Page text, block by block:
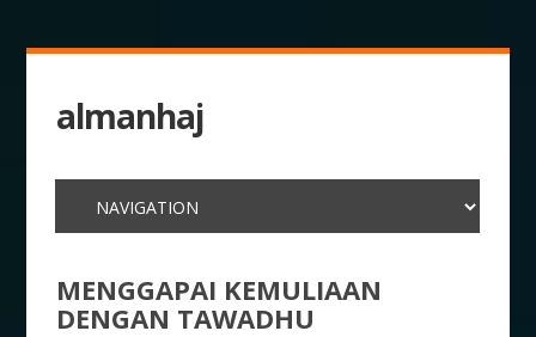
almanhaj
MENGGAPAI KEMULIAAN
DENGAN TAWADHU